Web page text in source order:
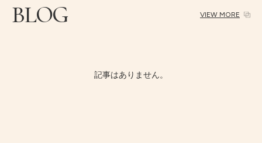
BLOG VIEW MORE
記事はありません。